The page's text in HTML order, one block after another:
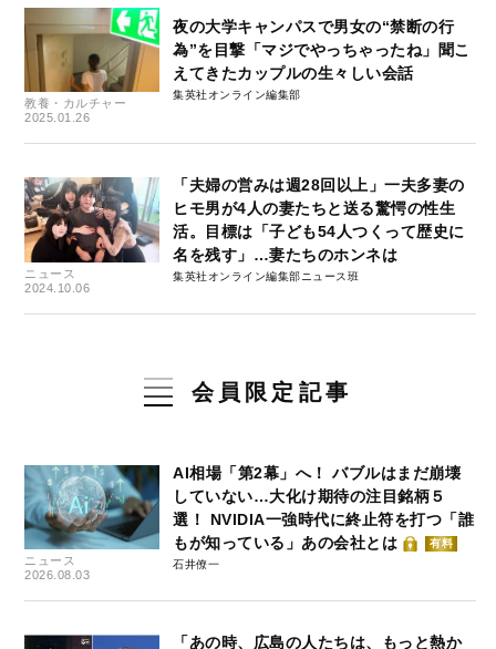
教養・カルチャー
2025.01.26
夜の大学キャンパスで男女の“禁断の行
為”を目撃「マジでやっちゃったね」聞こ
えてきたカップルの生々しい会話
集英社オンライン編集部
ニュース
2024.10.06
「夫婦の営みは週28回以上」一夫多妻の
ヒモ男が4人の妻たちと送る驚愕の性生
活。目標は「子ども54人つくって歴史に
名を残す」…妻たちのホンネは
集英社オンライン編集部ニュース班
会員限定記事
ニュース
2026.08.03
AI相場「第2幕」へ！ バブルはまだ崩壊
していない…大化け期待の注目銘柄５
選！ NVIDIA一強時代に終止符を打つ「誰
もが知っている」あの会社とは
有料
石井僚一
「あの時、広島の人たちは、もっと熱か